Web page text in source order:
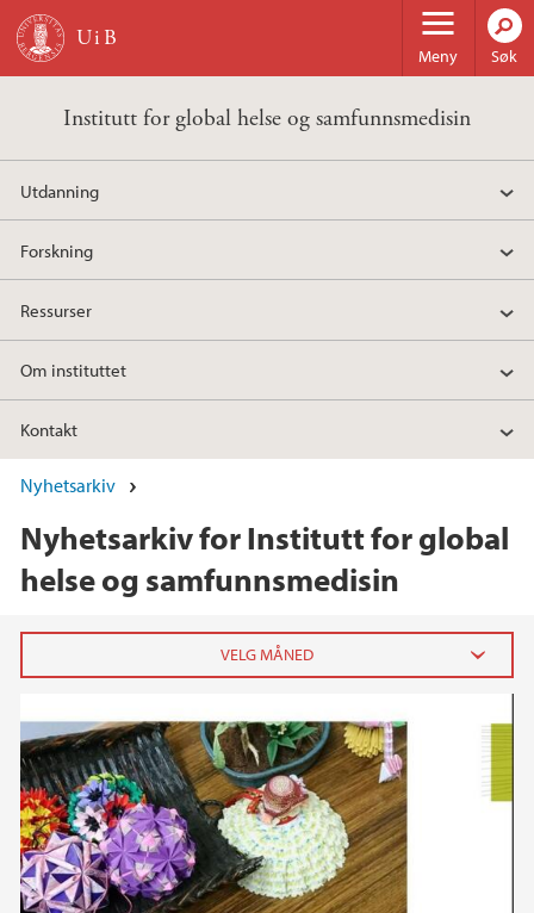
Hopp til hovedinnhold
Meny Søk
Institutt for global helse og samfunnsmedisin
Utdanning
Forskning
Ressurser
Om instituttet
Kontakt
Nyhetsarkiv
Nyhetsarkiv for Institutt for global
helse og samfunnsmedisin
mai (1)
februar (1)
januar (3)
2025